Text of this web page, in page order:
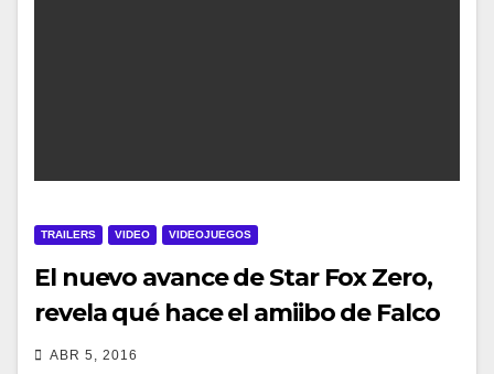
TRAILERS VIDEO VIDEOJUEGOS
El nuevo avance de Star Fox Zero,
revela qué hace el amiibo de Falco
ABR 5, 2016